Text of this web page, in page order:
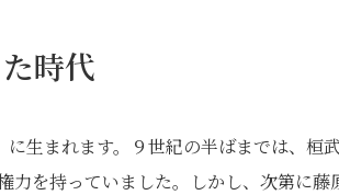
時代
生まれます。９世紀の半ばまでは、桓
力を持っていました。しかし、次第に